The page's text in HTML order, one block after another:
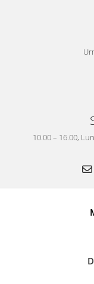
10.00 – 16.00,